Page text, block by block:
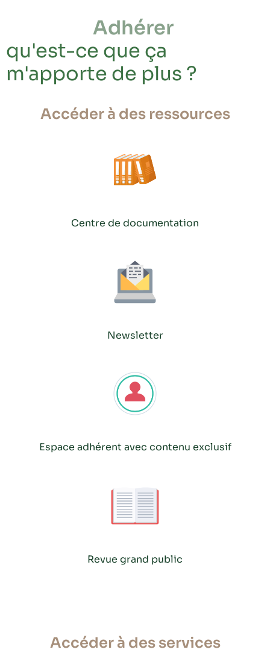
Adhérer
qu'est-ce que ça
m'apporte de plus ?
Accéder à des ressources
Centre de documentation
Newsletter
Espace adhérent avec contenu exclusif
Revue grand public
Accéder à des services